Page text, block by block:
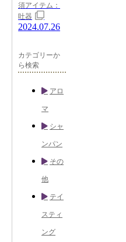
須アイテム：
吐器
2024.07.26
カテゴリーか
ら検索
アロ
マ
シャ
ンパン
その
他
テイ
スティ
ング